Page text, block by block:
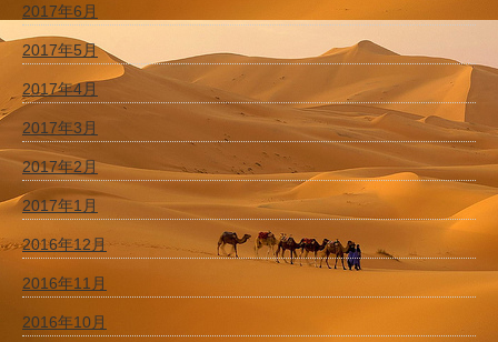
2017年6月
2017年5月
2017年4月
2017年3月
2017年2月
2017年1月
2016年12月
2016年11月
2016年10月